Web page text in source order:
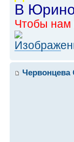
В
Чтобы нам
Червонцева